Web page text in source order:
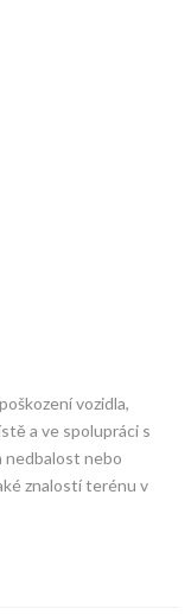
vozidla,
a ve spolupráci s
nedbalost nebo
znalostí terénu v